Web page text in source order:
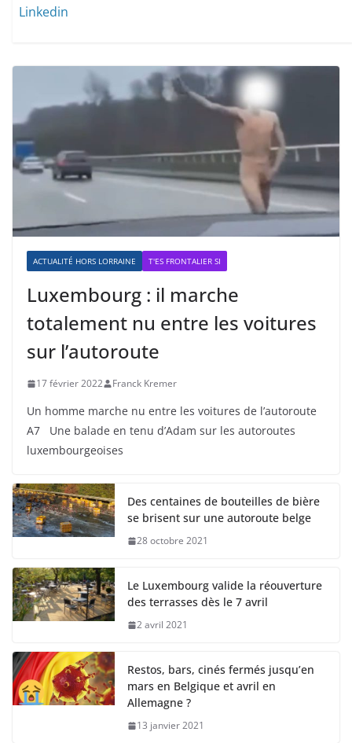
Linkedin
ACTUALITÉ HORS LORRAINE T'ES FRONTALIER SI
Luxembourg : il marche
totalement nu entre les voitures
sur l’autoroute
17 février 2022 Franck Kremer
Un homme marche nu entre les voitures de l’autoroute
A7 Une balade en tenu d’Adam sur les autoroutes
luxembourgeoises
Des centaines de bouteilles de bière
se brisent sur une autoroute belge
28 octobre 2021
Le Luxembourg valide la réouverture
des terrasses dès le 7 avril
2 avril 2021
Restos, bars, cinés fermés jusqu’en
mars en Belgique et avril en
Allemagne ?
13 janvier 2021